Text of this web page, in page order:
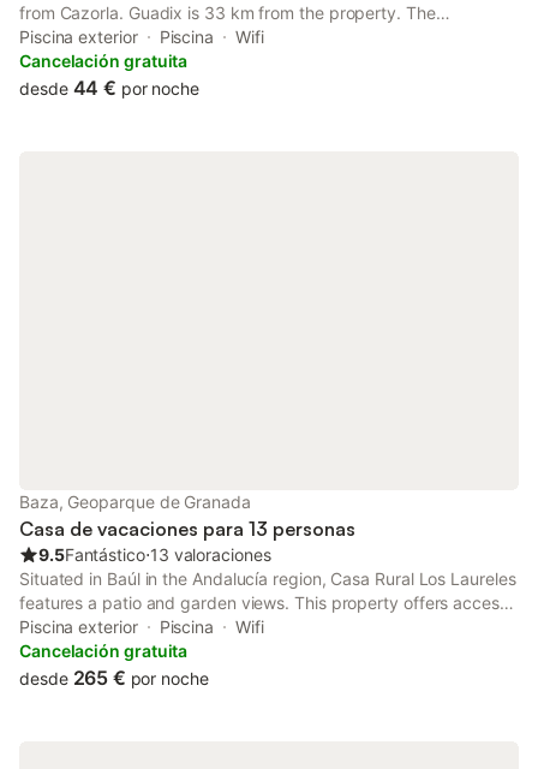
from Cazorla. Guadix is 33 km from the property. The
accommodation is equipped with a seating area. There is also a
dining area and a kitchen fitted with a dishwasher and
microwave.
Piscina exterior Piscina
Wifi
Cancelación gratuita
desde 44 € por noche
Baza, Geoparque de Granada
Casa de vacaciones para 13 personas
9.5Fantástico⋅13 valoraciones
Situated in Baúl in the Andalucía region, Casa Rural Los Laureles
features a patio and garden views. This property offers access
to a balcony, darts, free private parking and free WiFi. Guests
can make use of a garden.
Piscina exterior Piscina
Wifi
Cancelación gratuita
desde 265 € por noche